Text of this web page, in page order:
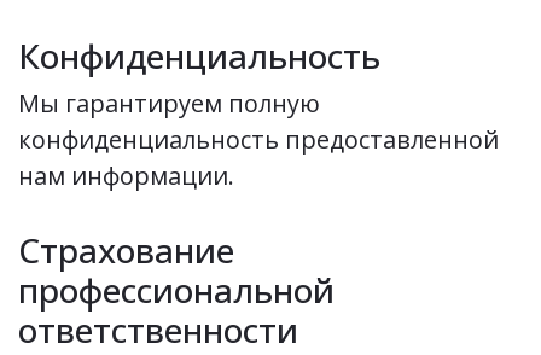
Конфиденциальность
Мы гарантируем полную
конфиденциальность предоставленной
нам информации.
Страхование
профессиональной
ответственности